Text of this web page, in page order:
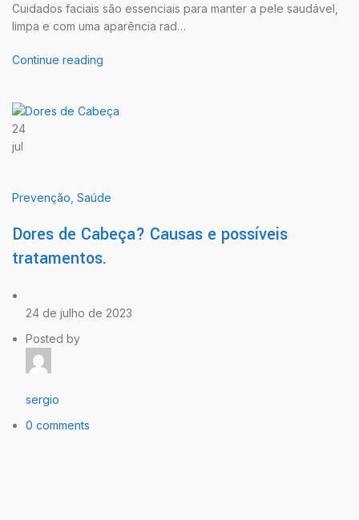
Cuidados faciais são essenciais para manter a pele saudável,
limpa e com uma aparência rad…
Continue reading
24
jul
Prevenção Saúde
Dores de Cabeça? Causas e possíveis
tratamentos.
24 de julho de 2023
Posted by
sergio
0 comments